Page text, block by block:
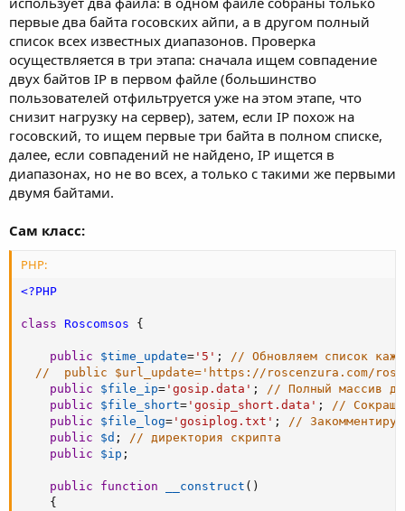
первые два байта госовских айпи, а в другом полный
список всех известных диапазонов. Проверка
осуществляется в три этапа: сначала ищем совпадение
двух байтов IP в первом файле (большинство
пользователей отфильтруется уже на этом этапе, что
снизит нагрузку на сервер), затем, если IP похож на
госовский, то ищем первые три байта в полном списке,
далее, если совпадений не найдено, IP ищется в
диапазонах, но не во всех, а только с такими же первыми
двумя байтами.
Сам класс:
PHP:
<?PHP
class Roscomsos {
public $time_update= '5' ;
// Обновляем список
//  public $url_update='https://roscenzura.com/
public
$file_ip= 'gosip.data' ;
// Полный массив
public
$file_short= 'gosip_short.data' ;
//
public
$file_log= 'gosiplog.txt' ;
//
public
$d ;
// директория скрипта
public
$ip ;
public function __construct ( )
{